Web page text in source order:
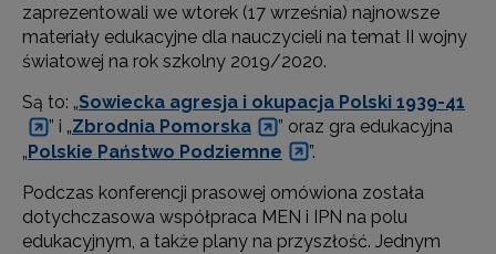
zaprezentowali we wtorek (17 września) najnowsze
materiały edukacyjne dla nauczycieli na temat II wojny
światowej na rok szkolny 2019/2020.
Są to: „Sowiecka agresja i okupacja Polski 1939-41
” i „Zbrodnia Pomorska
” oraz gra edukacyjna
„Polskie Państwo Podziemne
”.
Podczas konferencji prasowej omówiona została
dotychczasowa współpraca MEN i IPN na polu
edukacyjnym, a także plany na przyszłość. Jednym